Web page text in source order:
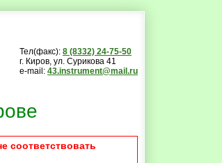
Тел(факс): 8 (8332) 24-75-50
г. Киров, ул. Сурикова 41
e-mail: 43.instrument@mail.ru
соответствовать